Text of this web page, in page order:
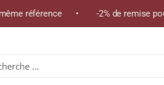
référence • -2% de remise pour